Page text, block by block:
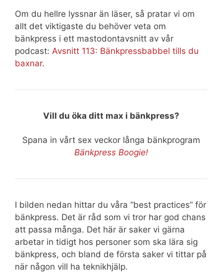
Om du hellre lyssnar än läser, så pratar vi om
allt det viktigaste du behöver veta om
bänkpress i ett mastodontavsnitt av vår
podcast: Avsnitt 113: Bänkpressbabbel tills du
baxnar.
Vill du öka ditt max i bänkpress?
Spana in vårt sex veckor långa bänkprogram
Bänkpress Boogie!
I bilden nedan hittar du våra ”best practices” för
bänkpress. Det är råd som vi tror har god chans
att passa många. Det här är saker vi gärna
arbetar in tidigt hos personer som ska lära sig
bänkpress, och bland de första saker vi tittar på
när någon vill ha teknikhjälp.